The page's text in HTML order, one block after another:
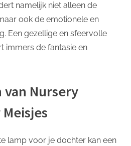
namelijk niet alleen de
ook de emotionele en
Een gezellige en sfeervolle
immers de fantasie en
van Nursery
lamp voor je dochter kan een